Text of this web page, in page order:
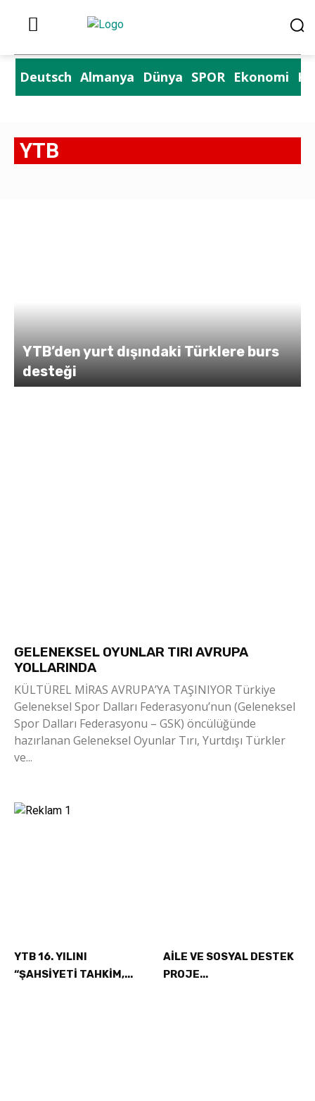
Deutsch Almanya Dünya SPOR Ekonomi
YTB
YTB’den yurt dışındaki Türklere burs
desteği
GELENEKSEL OYUNLAR TIRI AVRUPA
YOLLARINDA
KÜLTÜREL MİRAS AVRUPA’YA TAŞINIYOR Türkiye
Geleneksel Spor Dalları Federasyonu’nun (Geleneksel
Spor Dalları Federasyonu – GSK) öncülüğünde
hazırlanan Geleneksel Oyunlar Tırı, Yurtdışı Türkler
ve...
YTB 16. YILINI
“ŞAHSİYETİ TAHKİM,...
AİLE VE SOSYAL DESTEK
PROJE...